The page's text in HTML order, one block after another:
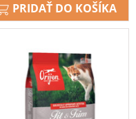
PRIDAŤ DO KOŠÍKA